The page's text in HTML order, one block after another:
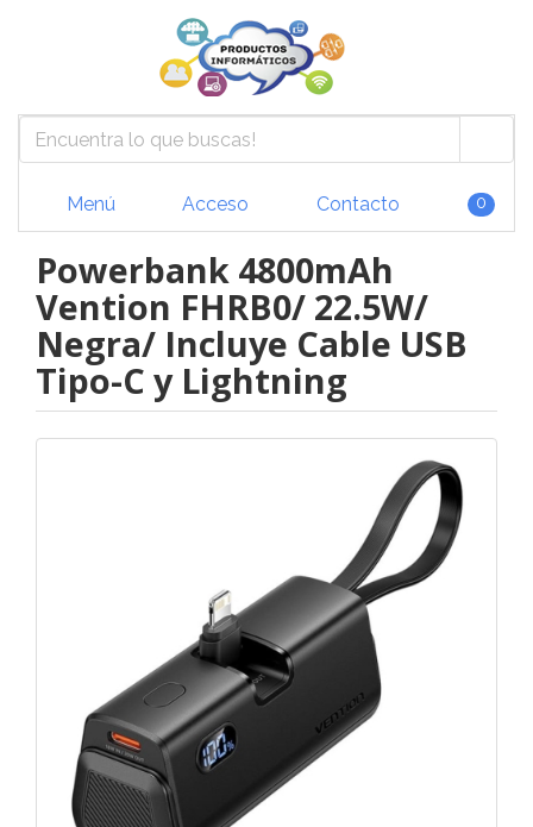
Menú Acceso Contacto 0
Powerbank 4800mAh
Vention FHRB0/ 22.5W/
Negra/ Incluye Cable USB
Tipo-C y Lightning